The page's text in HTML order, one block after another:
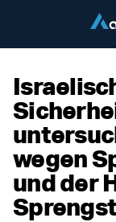
wegen
und der